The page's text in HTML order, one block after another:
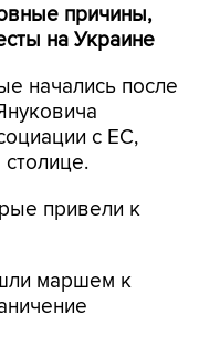
причины,
на Украине
начались после
с ЕС,
привели к
маршем к